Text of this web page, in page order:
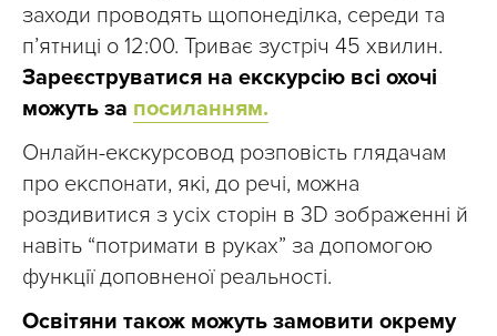
заходи проводять щопонеділка, середи та
п’ятниці о 12:00. Триває зустріч 45 хвилин.
Зареєструватися на екскурсію всі охочі
можуть за посиланням.
Онлайн-екскурсовод розповість глядачам
про експонати, які, до речі, можна
роздивитися з усіх сторін в 3D зображенні й
навіть “потримати в руках” за допомогою
функції доповненої реальності.
Освітяни також можуть замовити окрему